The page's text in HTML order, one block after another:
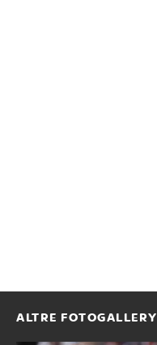
ALTRE FOTOGALLERY